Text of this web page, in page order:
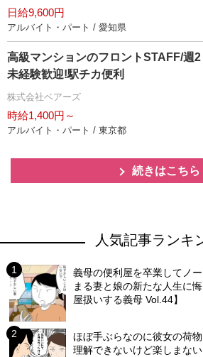
日給9,600円
アルバイト・パート / 愛知県
高級マンションのフロントSTAFF/週
未経験歓迎!駅チカ便利
株式会社ベアーズ
時給1,400円～
アルバイト・パート / 東京都
続きはこちら
人気記事ランキ
義母の便利屋を卒業してノ
まる妻と娘の新たな人生に
屋扱いする義母 Vol.44】
ほぼ手ぶらなのに彼女の荷
理解できないけど楽しまな